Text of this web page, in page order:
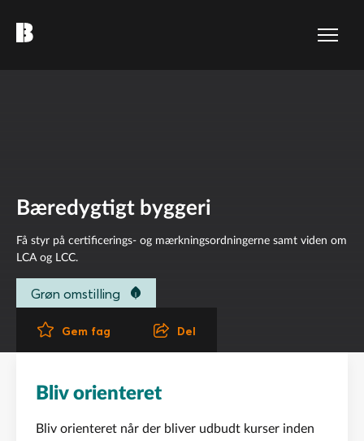
Bæredygtigt byggeri
Få styr på certificerings- og mærkningsordningerne samt viden om
LCA og LCC.
Grøn omstilling
Del
Gem fag
Bliv orienteret
Bliv orienteret når der bliver udbudt kurser inden